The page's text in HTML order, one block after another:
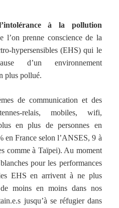
à la pollution
l’on prenne conscience de la
hypersensibles (EHS) qui le
d’un environnement
plus pollué.
de communication et des
relais, mobiles, wifi,
en plus de personnes en
en France selon l’ANSES, 9 à
comme à Taïpei). Au moment
pour les performances
EHS en arrivent à ne plus
moins en moins dans nos
jusqu’à se réfugier dans